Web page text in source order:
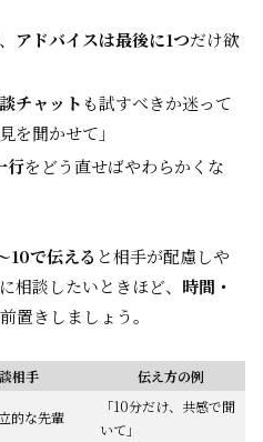
アドバイスは最後に1つだけ欲
チャット も試すべきか迷って
を聞かせて」
行をどう直せばやわらかくな
10で伝える と相手が配慮しや
相談したいときほど、 時間・
置きしましょう。
相手 伝え方の例
的な先輩
「10分だけ、共感で聞
いて」